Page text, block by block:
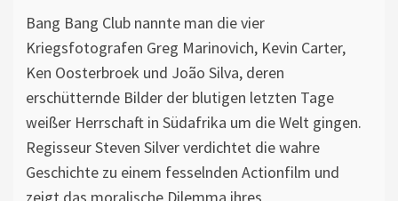
Bang Bang Club nannte man die vier
Kriegsfotografen Greg Marinovich, Kevin Carter,
Ken Oosterbroek und João Silva, deren
erschütternde Bilder der blutigen letzten Tage
weißer Herrschaft in Südafrika um die Welt gingen.
Regisseur Steven Silver verdichtet die wahre
Geschichte zu einem fesselnden Actionfilm und